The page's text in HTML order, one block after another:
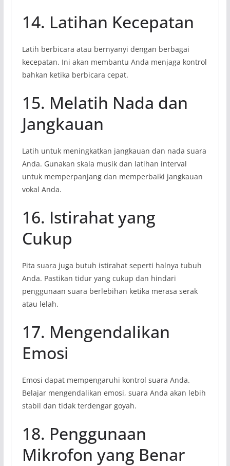
14. Latihan Kecepatan
Latih berbicara atau bernyanyi dengan berbagai
kecepatan. Ini akan membantu Anda menjaga kontrol
bahkan ketika berbicara cepat.
15. Melatih Nada dan
Jangkauan
Latih untuk meningkatkan jangkauan dan nada suara
Anda. Gunakan skala musik dan latihan interval
untuk memperpanjang dan memperbaiki jangkauan
vokal Anda.
16. Istirahat yang
Cukup
Pita suara juga butuh istirahat seperti halnya tubuh
Anda. Pastikan tidur yang cukup dan hindari
penggunaan suara berlebihan ketika merasa serak
atau lelah.
17. Mengendalikan
Emosi
Emosi dapat mempengaruhi kontrol suara Anda.
Belajar mengendalikan emosi, suara Anda akan lebih
stabil dan tidak terdengar goyah.
18. Penggunaan
Mikrofon yang Benar